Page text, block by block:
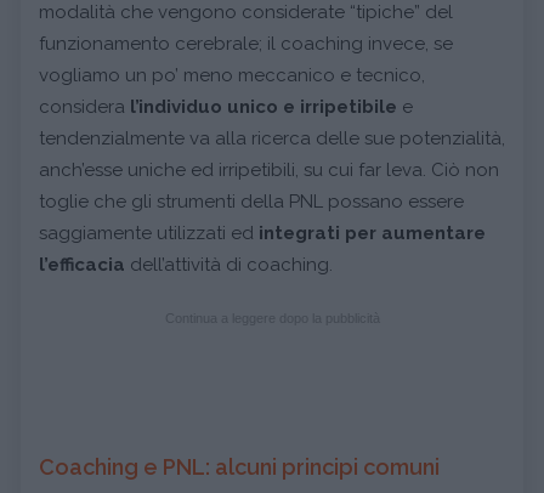
modalità che vengono considerate “tipiche” del
funzionamento cerebrale; il coaching invece, se
vogliamo un po’ meno meccanico e tecnico,
considera l’individuo unico e irripetibile e
tendenzialmente va alla ricerca delle sue potenzialità,
anch’esse uniche ed irripetibili, su cui far leva. Ciò non
toglie che gli strumenti della PNL possano essere
saggiamente utilizzati ed integrati per aumentare
l’efficacia dell’attività di coaching.
Coaching e PNL: alcuni principi comuni